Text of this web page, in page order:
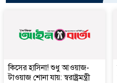
কিসের হাসিনা! শুধু আওয়াজ-
টাওয়াজ শোনা যায়: স্বরাষ্ট্রমন্ত্রী